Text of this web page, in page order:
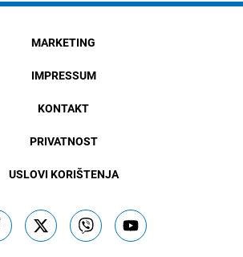
MARKETING
IMPRESSUM
KONTAKT
PRIVATNOST
USLOVI KORIŠTENJA